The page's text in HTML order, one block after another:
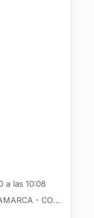
a las 10:08
- COLOMBIA